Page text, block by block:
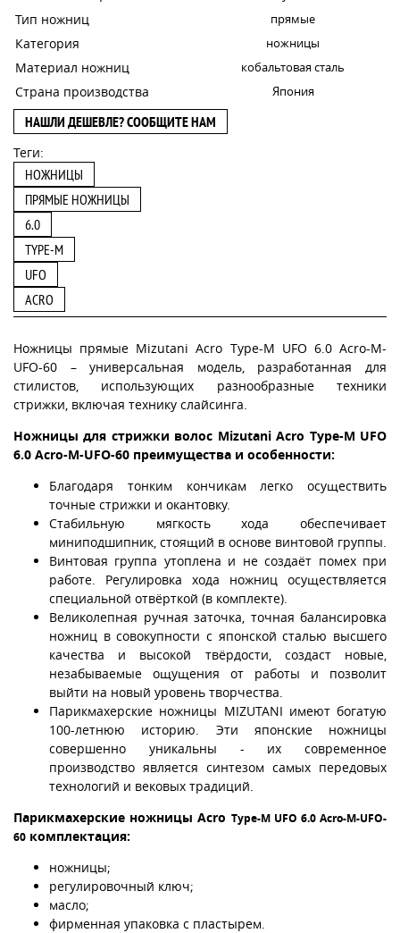
Тип ножниц прямые
Категория ножницы
Материал ножниц кобальтовая сталь
Страна производства Япония
НАШЛИ ДЕШЕВЛЕ? СООБЩИТЕ НАМ
Теги:
НОЖНИЦЫ
ПРЯМЫЕ НОЖНИЦЫ
6.0
TYPE-M
UFO
ACRO
Ножницы прямые Mizutani Acro Type-M UFO 6.0 Acro-M-
UFO-60 – универсальная модель, разработанная для
стилистов, использующих разнообразные техники
стрижки, включая технику слайсинга.
Ножницы для стрижки волос Mizutani Acro Type-M UFO
6.0 Acro-M-UFO-60 преимущества и особенности:
Благодаря тонким кончикам легко осуществить
точные стрижки и окантовку.
Стабильную мягкость хода обеспечивает
миниподшипник, стоящий в основе винтовой группы.
Винтовая группа утоплена и не создаёт помех при
работе. Регулировка хода ножниц осуществляется
специальной отвёрткой (в комплекте).
Великолепная ручная заточка, точная балансировка
ножниц в совокупности с японской сталью высшего
качества и высокой твёрдости, создаст новые,
незабываемые ощущения от работы и позволит
выйти на новый уровень творчества.
Парикмахерские ножницы MIZUTANI имеют богатую
100-летнюю историю. Эти японские ножницы
совершенно уникальны - их современное
производство является синтезом самых передовых
технологий и вековых традиций.
Парикмахерские ножницы Acro Type-M UFO 6.0 Acro-M-UFO-
60 комплектация:
ножницы;
регулировочный ключ;
масло;
фирменная упаковка с пластырем.